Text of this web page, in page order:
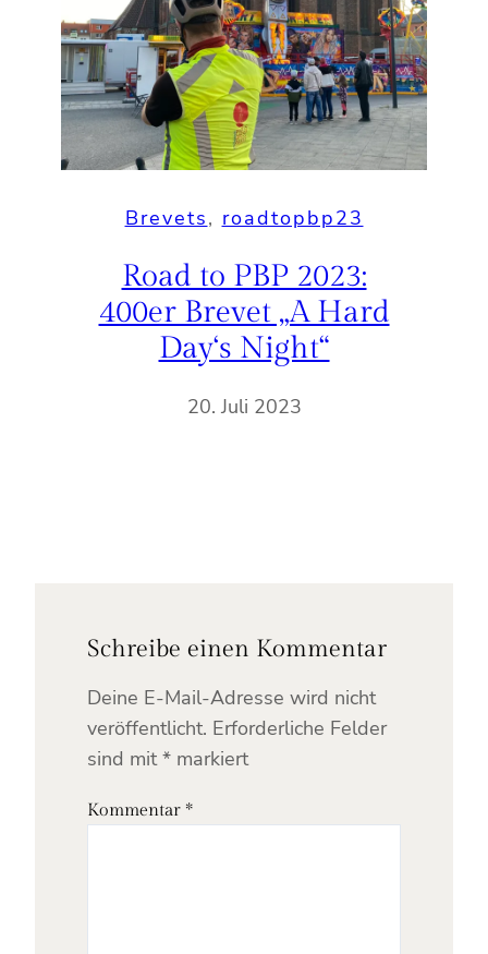
Brevets, roadtopbp23
Road to PBP 2023:
400er Brevet „A Hard
Day‘s Night“
20. Juli 2023
Schreibe einen Kommentar
Deine E-Mail-Adresse wird nicht
veröffentlicht. Erforderliche Felder
sind mit* markiert
Kommentar *